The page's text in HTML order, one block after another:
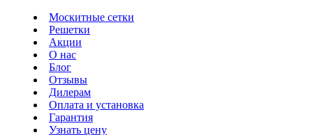
Москитные сетки
Решетки
Акции
О нас
Блог
Отзывы
Дилерам
Оплата и установка
Гарантия
Узнать цену